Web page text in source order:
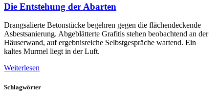
Die Entstehung der Abarten
Drangsalierte Betonstücke begehren gegen die flächendeckende
Asbestsanierung. Abgeblätterte Grafitis stehen beobachtend an der
Häuserwand, auf ergebnisreiche Selbstgespräche wartend. Ein
kaltes Murmel liegt in der Luft.
Weiterlesen
Schlagwörter